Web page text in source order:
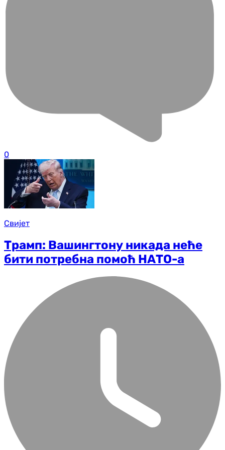
0
Свијет
Трамп: Вашингтону никада неће
бити потребна помоћ НАТО-а